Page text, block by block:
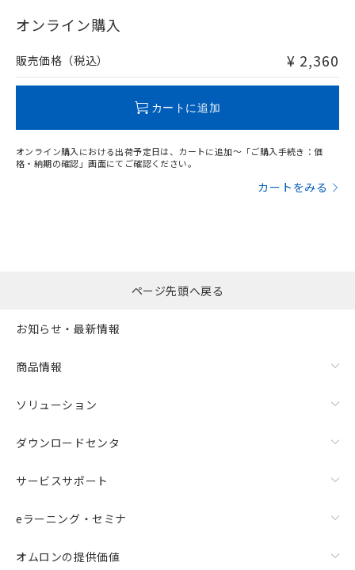
在庫等で未対応品が混在する可能性があります。
問い合わせください。
オンライン購入
販売価格（税込） ¥ 2,360
カートに追加
オンライン購入における出荷予定日は、カートに追加～「ご購入手続き：価
格・納期の確認」画面にてご確認ください。
カートをみる
ページ先頭へ戻る
お知らせ・最新情報
商品情報
ソリューション
ダウンロードセンタ
サービスサポート
eラーニング・セミナ
オムロンの提供価値